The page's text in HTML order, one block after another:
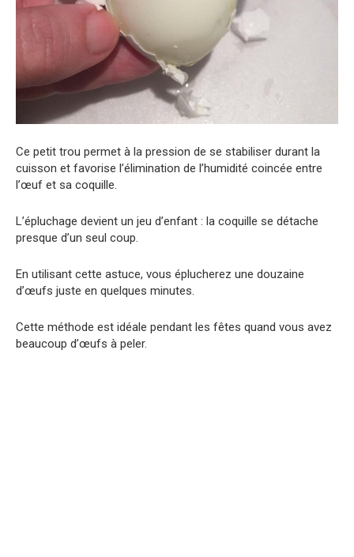
Ce petit trou permet à la pression de se stabiliser durant la
cuisson et favorise l’élimination de l’humidité coincée entre
l’œuf et sa coquille.
L’épluchage devient un jeu d’enfant : la coquille se détache
presque d’un seul coup.
En utilisant cette astuce, vous éplucherez une douzaine
d’œufs juste en quelques minutes.
Cette méthode est idéale pendant les fêtes quand vous avez
beaucoup d’œufs à peler.